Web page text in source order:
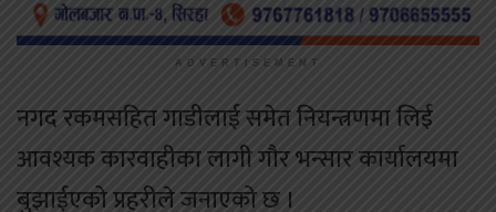
ADVERTISEMENT
नगद रकमसहित गाडीलाई समेत नियन्त्रणमा लिई
आवश्यक कारवाहीका लागी गौर भन्सार कार्यालयमा
बुझाईएको प्रहरीले जनाएको छ ।